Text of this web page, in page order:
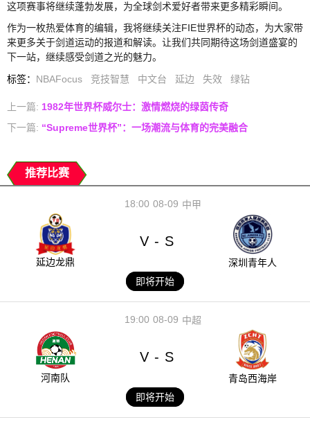
这项赛事将继续蓬勃发展，为全球剑术爱好者带来更多精彩瞬间。
作为一枚热爱体育的编辑，我将继续关注FIE世界杯的动态，为大家带
来更多关于剑道运动的报道和解读。让我们共同期待这场剑道盛宴的
下一站，继续感受剑道之光的魅力。
标签： NBAFocus 竞技智慧 中文台 延边 失效 绿钻
上一篇: 1982年世界杯威尔士：激情燃烧的绿茵传奇
下一篇: “Supreme世界杯”：一场潮流与体育的完美融合
推荐比赛
08-09
18:00 中甲
延边龙鼎
V - S
深圳青年人
即将开始
08-09
19:00 中超
河南队
V - S
青岛西海岸
即将开始